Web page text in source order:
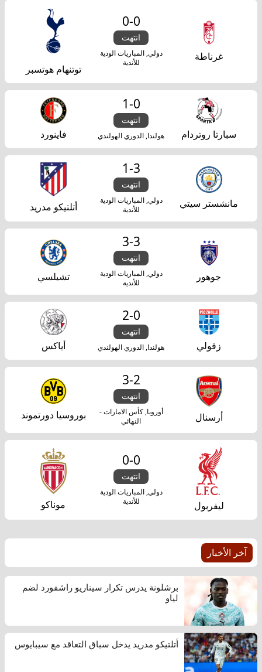
غرناطة
0
-
0
انتهت
دولي, المباريات الودية
للأندية
توتنهام هوتسبر
سبارتا روتردام
0
-
1
انتهت
هولندا, الدوري الهولندي فاينورد
مانشستر سيتي
3
-
1
انتهت
دولي, المباريات الودية
للأندية
أتلتيكو مدريد
جوهور
3
-
3
انتهت
دولي, المباريات الودية
للأندية
تشيلسي
زفولي
0
-
2
انتهت
هولندا, الدوري الهولندي أياكس
أرسنال
2
-
3
انتهت
أوروبا, كأس الامارات -
النهائي
بوروسيا دورتموند
ليفربول
0
-
0
انتهت
دولي, المباريات الودية
للأندية
موناكو
آخر الأخبار
برشلونة يدرس تكرار سيناريو راشفورد لضم
لياو
أتلتيكو مدريد يدخل سباق التعاقد مع سيبايوس